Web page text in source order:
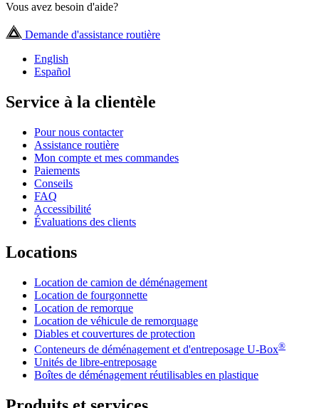
Vous avez besoin d'aide?
Demande d'assistance routière
English
Español
Service à la clientèle
Pour nous contacter
Assistance routière
Mon compte et mes commandes
Paiements
Conseils
FAQ
Accessibilité
Évaluations des clients
Locations
Location de camion de déménagement
Location de fourgonnette
Location de remorque
Location de véhicule de remorquage
Diables et couvertures de protection
Conteneurs de déménagement et d'entreposage U-Box®
Unités de libre-entreposage
Boîtes de déménagement réutilisables en plastique